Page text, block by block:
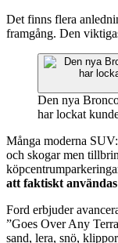
Det finns flera
framgång. Den
Den nya
har lockat
Många moderna
och skogar men
att faktiskt användas
Ford erbjuder
”Goes Over Any
sand, lera, snö,